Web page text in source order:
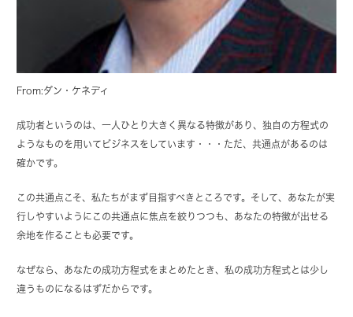
From:ダン・ケネディ
成功者というのは、一人ひとり大きく異なる特徴があり、独自の方程式の
ようなものを用いてビジネスをしています・・・ただ、共通点があるのは
確かです。
この共通点こそ、私たちがまず目指すべきところです。そして、あなたが実
行しやすいようにこの共通点に焦点を絞りつつも、あなたの特徴が出せる
余地を作ることも必要です。
なぜなら、あなたの成功方程式をまとめたとき、私の成功方程式とは少し
違うものになるはずだからです。